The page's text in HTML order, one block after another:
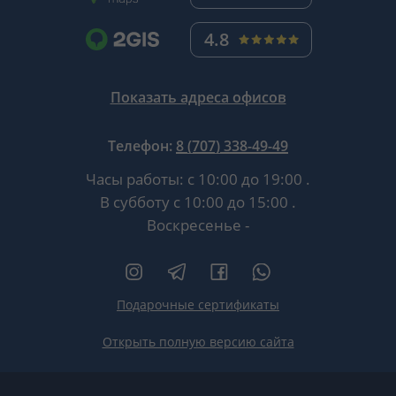
4.8
Показать адреса офисов
Телефон: 8 (707) 338-49-49
Часы работы: с 10:00 до 19:00 .
В субботу с 10:00 до 15:00 .
Воскресенье -
Подарочные сертификаты
Открыть полную версию сайта